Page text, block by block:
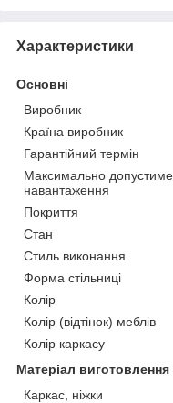
Характеристики
Основні
Виробник
Країна виробник
Гарантійний термін
Максимально допустиме
навантаження
Покриття
Стан
Стиль виконання
Форма стільниці
Колір
Колір (відтінок) меблів
Колір каркасу
Матеріал виготовлення
Каркас, ніжки